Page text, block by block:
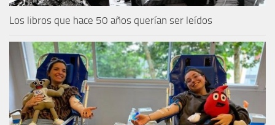
Los libros que hace 50 años querían ser leídos